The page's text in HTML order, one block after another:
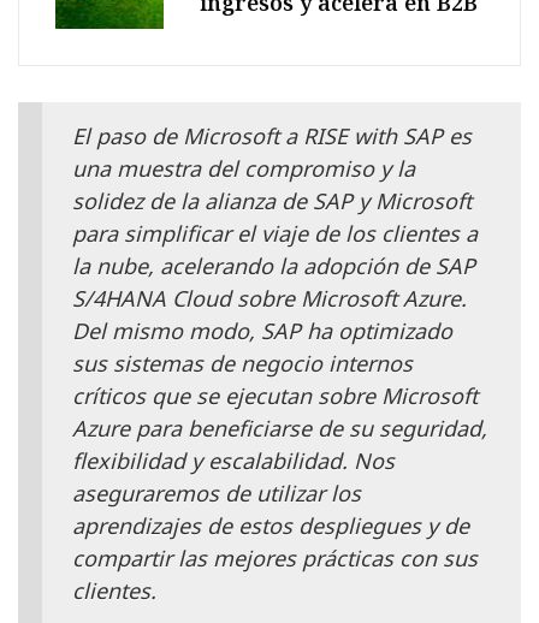
El paso de Microsoft a RISE with SAP es
una muestra del compromiso y la
solidez de la alianza de SAP y Microsoft
para simplificar el viaje de los clientes a
la nube, acelerando la adopción de SAP
S/4HANA Cloud sobre Microsoft Azure.
Del mismo modo, SAP ha optimizado
sus sistemas de negocio internos
críticos que se ejecutan sobre Microsoft
Azure para beneficiarse de su seguridad,
flexibilidad y escalabilidad. Nos
aseguraremos de utilizar los
aprendizajes de estos despliegues y de
compartir las mejores prácticas con sus
clientes.